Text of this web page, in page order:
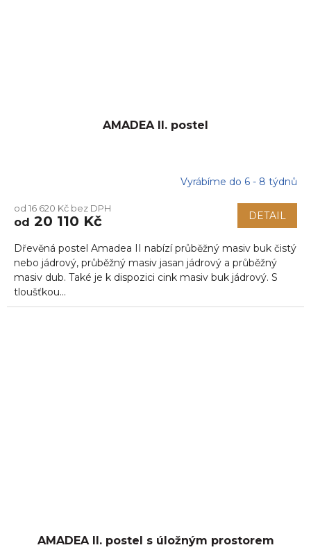
AMADEA II. postel
Vyrábíme do 6 - 8 týdnů
od 16 620 Kč bez DPH
od 20 110 Kč DETAIL
Dřevěná postel Amadea II nabízí průběžný masiv buk čistý
nebo jádrový, průběžný masiv jasan jádrový a průběžný
masiv dub. Také je k dispozici cink masiv buk jádrový. S
tloušťkou...
AMADEA II. postel s úložným prostorem